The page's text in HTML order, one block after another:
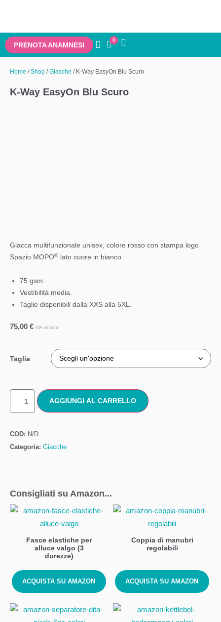
PRENOTA ANAMNESI
0
Home /Shop /Giacche / K-Way EasyOn Blu Scuro
K-Way EasyOn Blu Scuro
Giacca multifunzionale unisex, colore rosso con stampa logo
Spazio MOPO® lato cuore in bianco.
75 gsm.
Vestibilità media.
Taglie disponibili dalla XXS alla 5XL.
75,00 € IVA inclusa
Taglia
AGGIUNGI AL CARRELLO
COD: N/D
Categoria: Giacche
Consigliati su Amazon...
Fasce elastiche per
alluce valgo (3
durezze)
ACQUISTA SU AMAZON
Coppia di manubri
regolabili
ACQUISTA SU AMAZON